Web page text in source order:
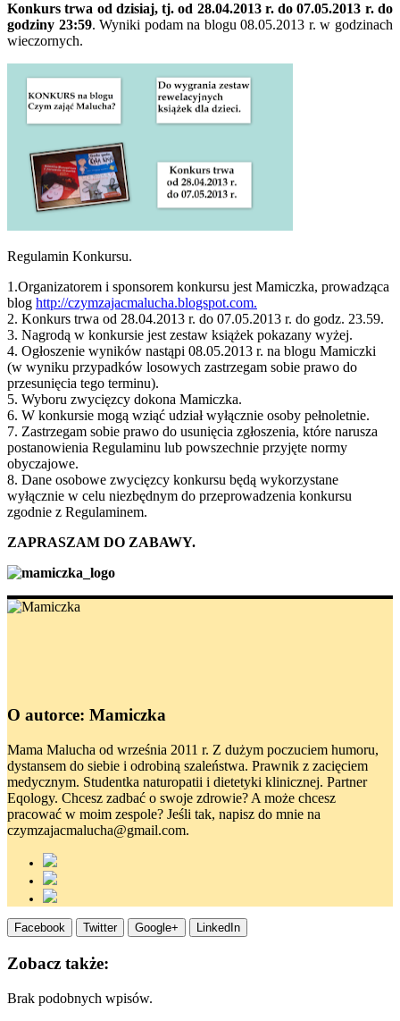
Konkurs trwa od dzisiaj, tj. od 28.04.2013 r. do 07.05.2013 r. do
godziny 23:59. Wyniki podam na blogu 08.05.2013 r. w godzinach
wieczornych.
Regulamin Konkursu.
1.Organizatorem i sponsorem konkursu jest Mamiczka, prowadząca
blog http://czymzajacmalucha.blogspot.com.
2. Konkurs trwa od 28.04.2013 r. do 07.05.2013 r. do godz. 23.59.
3. Nagrodą w konkursie jest zestaw książek pokazany wyżej.
4. Ogłoszenie wyników nastąpi 08.05.2013 r. na blogu Mamiczki
(w wyniku przypadków losowych zastrzegam sobie prawo do
przesunięcia tego terminu).
5. Wyboru zwycięzcy dokona Mamiczka.
6. W konkursie mogą wziąć udział wyłącznie osoby pełnoletnie.
7. Zastrzegam sobie prawo do usunięcia zgłoszenia, które narusza
postanowienia Regulaminu lub powszechnie przyjęte normy
obyczajowe.
8. Dane osobowe zwycięzcy konkursu będą wykorzystane
wyłącznie w celu niezbędnym do przeprowadzenia konkursu
zgodnie z Regulaminem.
ZAPRASZAM DO ZABAWY.
O autorce: Mamiczka
Mama Malucha od września 2011 r. Z dużym poczuciem humoru,
dystansem do siebie i odrobiną szaleństwa. Prawnik z zacięciem
medycznym. Studentka naturopatii i dietetyki klinicznej. Partner
Eqology. Chcesz zadbać o swoje zdrowie? A może chcesz
pracować w moim zespole? Jeśli tak, napisz do mnie na
czymzajacmalucha@gmail.com.
Facebook Twitter Google+ LinkedIn
Zobacz także:
Brak podobnych wpisów.